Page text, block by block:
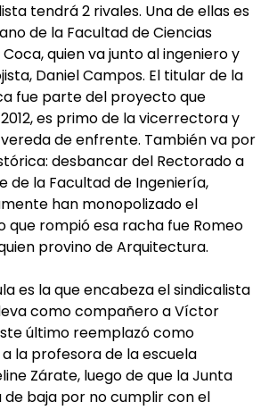
tendrá 2 rivales. Una de ellas es
de la Facultad de Ciencias
quien va junto al ingeniero y
Daniel Campos. El titular de la
fue parte del proyecto que
es primo de la vicerrectora y
de enfrente. También va por
desbancar del Rectorado a
de la Facultad de Ingeniería,
han monopolizado el
que rompió esa racha fue Romeo
provino de Arquitectura.
es la que encabeza el sindicalista
como compañero a Víctor
último reemplazó como
la profesora de la escuela
Zárate, luego de que la Junta
de baja por no cumplir con el